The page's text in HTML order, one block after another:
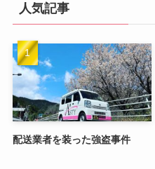
人気記事
配送業者を装った強盗事件